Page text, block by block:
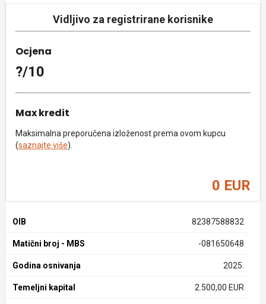
Vidljivo za registrirane korisnike
Ocjena
?/10
Max kredit
Maksimalna preporučena izloženost prema ovom kupcu
(saznajte više).
0 EUR
OIB 82387588832
Matični broj - MBS -081650648
Godina osnivanja 2025.
Temeljni kapital 2.500,00 EUR